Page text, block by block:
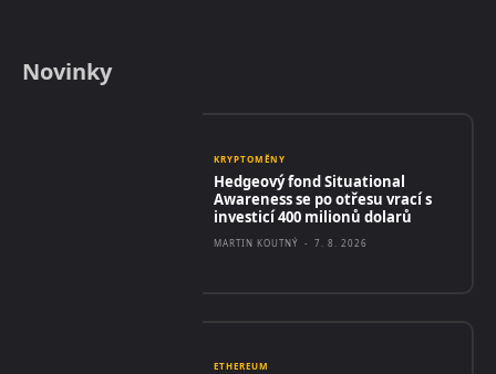
Novinky
KRYPTOMĚNY
Hedgeový fond Situational
Awareness se po otřesu vrací s
investicí 400 milionů dolarů
MARTIN KOUTNÝ - 7. 8. 2026
ETHEREUM